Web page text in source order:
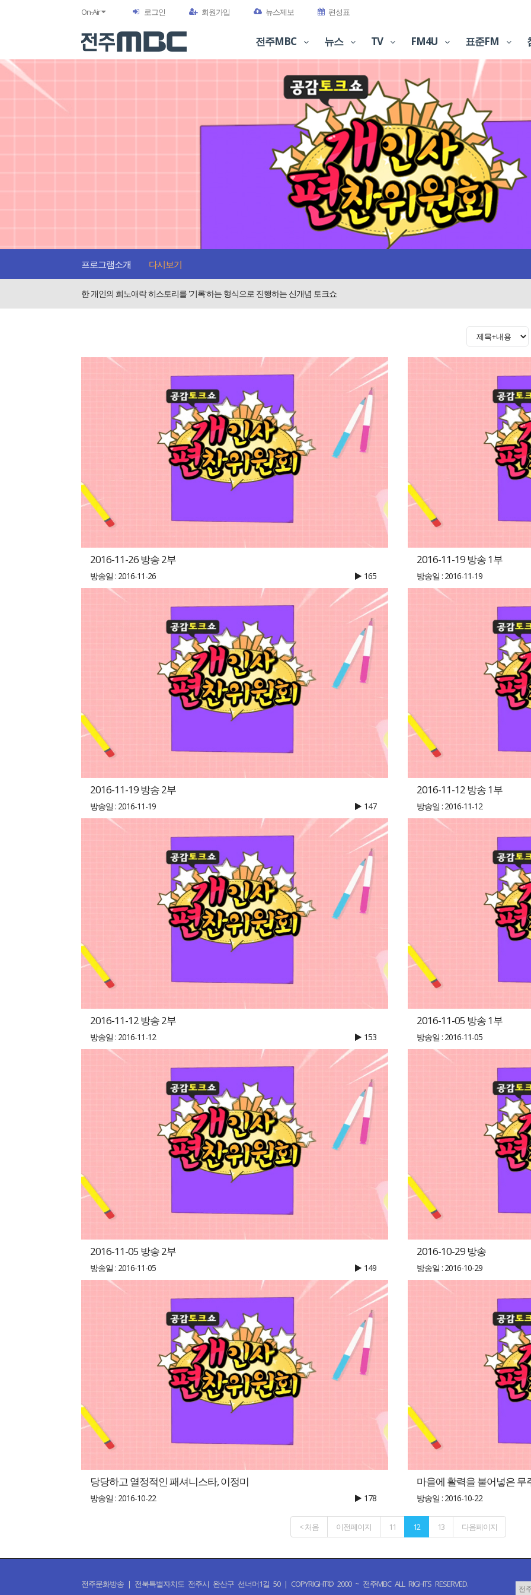
On-Air 로그인 회원가입 뉴스제보 편성표
전주MBC 뉴스 TV FM4U 표준FM
프로그램소개 다시보기
한 개인의 희노애락 히스토리를 '기록'하는 형식으로 진행하는 신개념 토크쇼
2016-11-26 방송 2부
방송일 : 2016-11-26 165
2016-11-19 방송 1부
방송일 : 2016-11-19
2016-11-19 방송 2부
방송일 : 2016-11-19 147
2016-11-12 방송 1부
방송일 : 2016-11-12
2016-11-12 방송 2부
방송일 : 2016-11-12 153
2016-11-05 방송 1부
방송일 : 2016-11-05
2016-11-05 방송 2부
방송일 : 2016-11-05 149
2016-10-29 방송
방송일 : 2016-10-29
당당하고 열정적인 패셔니스타, 이정미
방송일 : 2016-10-22 178
마을에 활력을 불어넣은
방송일 : 2016-10-22
< 처음 이전페이지 11 12 13 다음페이지
전주문화방송 | 전북특별자치도 전주시 완산구 선너머1길 50 | COPYRIGHT© 2000 ~ 전주MBC ALL RIGHTS RESERVED.